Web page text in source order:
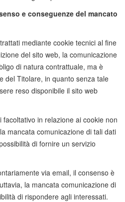
e conseguenze del mancato
mediante cookie tecnici al fine
del sito web, la comunicazione
di natura contrattuale, ma è
del Titolare, in quanto senza tale
reso disponibile il sito web
in relazione ai cookie non
mancata comunicazione di tali dati
di fornire un servizio
via email, il consenso è
la mancata comunicazione di
di rispondere agli interessati.